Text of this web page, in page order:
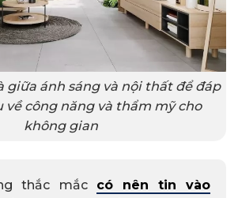
giữa ánh sáng và nội thất để đáp
về công năng và thẩm mỹ cho
không gian
thắc mắc có nên tin vào